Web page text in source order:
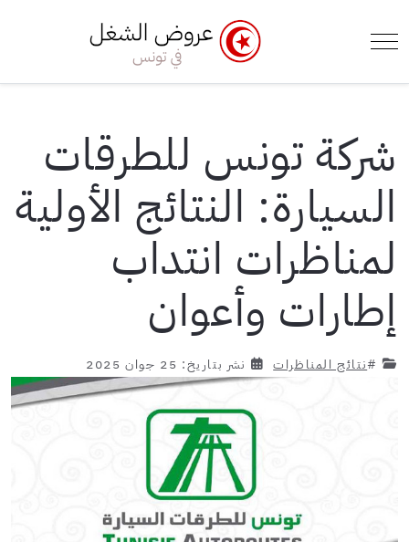
Mobile Menu Toggle
شركة تونس للطرقات
السيارة: النتائج الأولية
لمناظرات انتداب
إطارات وأعوان
#نتائج المناظرات نشر بتاريخ: 25 جوان 2025
Toggle